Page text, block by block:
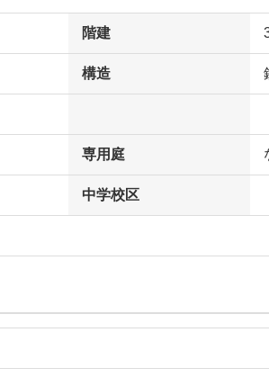
階建
構造
専用庭
中学校区